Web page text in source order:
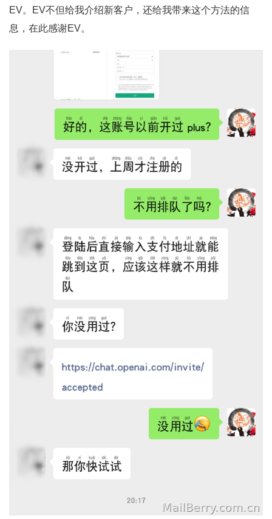
EV。EV不但给我介绍新客户，还给我带来这个方法的信
息，在此感谢EV。